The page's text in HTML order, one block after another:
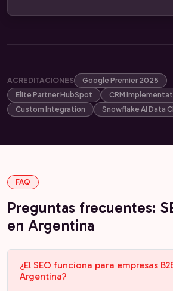
ACREDITACIONES
Google Premier 2025
Elite Partner HubSpot
CRM
Custom Integration
Snowflake AI Data
FAQ
Preguntas frecuentes:
en Argentina
¿El SEO funciona para empresas
Argentina?